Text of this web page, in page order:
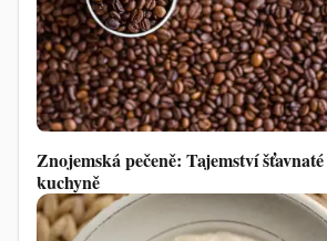
Znojemská pečeně: Tajemství
kuchyně